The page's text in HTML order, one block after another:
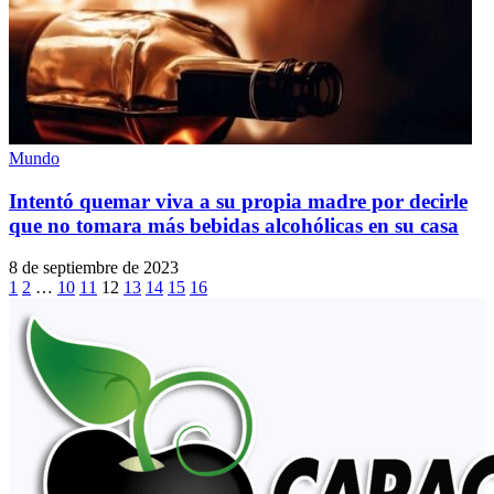
Mundo
Intentó quemar viva a su propia madre por decirle
que no tomara más bebidas alcohólicas en su casa
8 de septiembre de 2023
1 2 … 10 11 12 13 14 15 16